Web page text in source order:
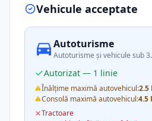
Vehicule acceptate
Autoturisme
Autoturisme și vehicule sub
Autorizat — 1 linie
Înălțime maximă autovehicul:2.5
Consolă maximă autovehicul:4.5
Tractoare